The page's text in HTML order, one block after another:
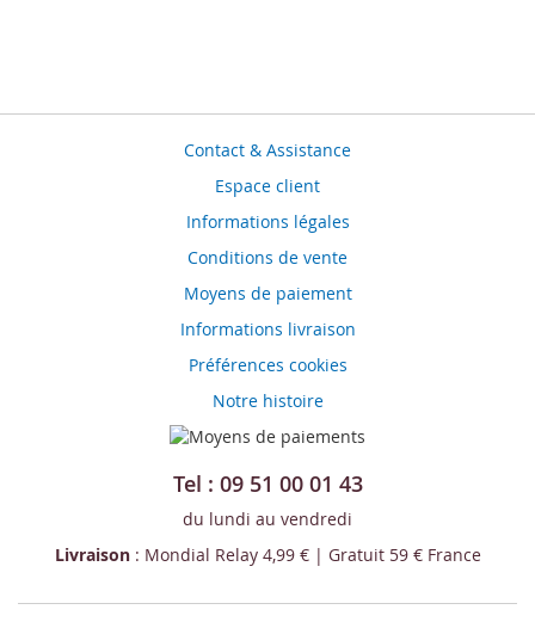
Contact & Assistance
Espace client
Informations légales
Conditions de vente
Moyens de paiement
Informations livraison
Préférences cookies
Notre histoire
Tel : 09 51 00 01 43
du lundi au vendredi
Livraison: Mondial Relay 4,99 € | Gratuit 59 € France